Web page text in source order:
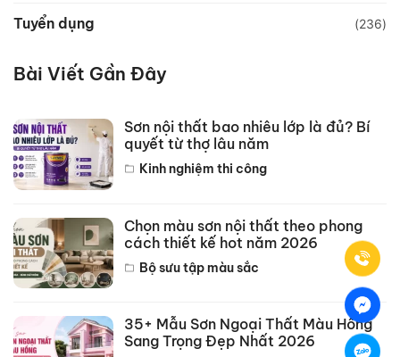
Tuyển dụng (236)
Bài Viết Gần Đây
Sơn nội thất bao nhiêu lớp là đủ? Bí
quyết từ thợ lâu năm
Kinh nghiệm thi công
Chọn màu sơn nội thất theo phong
cách thiết kế hot năm 2026
Bộ sưu tập màu sắc
35+ Mẫu Sơn Ngoại Thất Màu Hồng
Sang Trọng Đẹp Nhất 2026